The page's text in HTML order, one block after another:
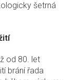
šetrná
od 80. let
brání řada